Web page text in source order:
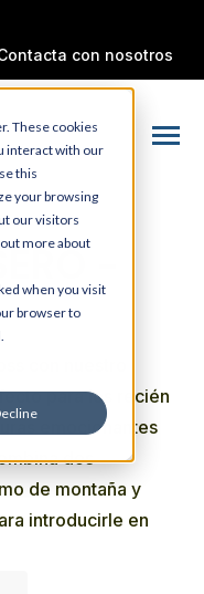
These cookies
interact with our
this
your browsing
our visitors
more about
when you visit
browser to
con nosotros
Toggle
-
con nuestro
para los recién
emocionantes
dos
de montaña y
introducirle en